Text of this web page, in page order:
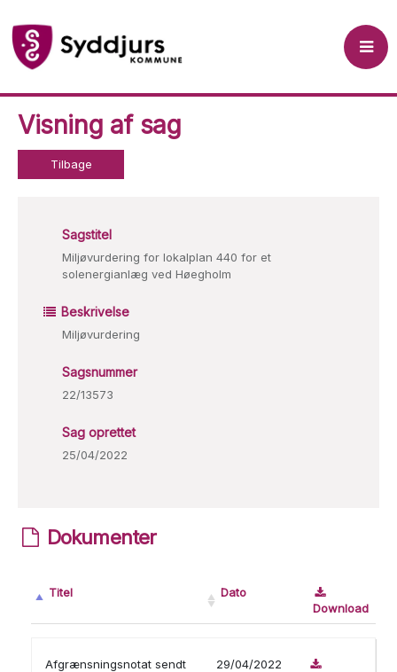
Visning af sag
Tilbage
Sagstitel
Miljøvurdering for lokalplan 440 for et
solenergianlæg ved Høegholm
Beskrivelse
Miljøvurdering
Sagsnummer
22/13573
Sag oprettet
25/04/2022
Dokumenter
Titel
Dato
Download
Afgrænsningsnotat sendt
29/04/2022